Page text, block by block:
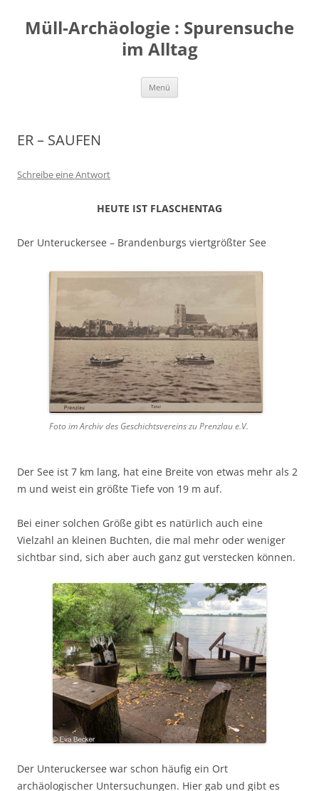
springen
Müll-Archäologie : Spurensuche
im Alltag
Menü
ER – SAUFEN
Schreibe eine Antwort
HEUTE IST FLASCHENTAG
Der Unteruckersee – Brandenburgs viertgrößter See
Foto im Archiv des Geschichtsvereins zu Prenzlau e.V.
Der See ist 7 km lang, hat eine Breite von etwas mehr als 2
m und weist ein größte Tiefe von 19 m auf.
Bei einer solchen Größe gibt es natürlich auch eine
Vielzahl an kleinen Buchten, die mal mehr oder weniger
sichtbar sind, sich aber auch ganz gut verstecken können.
Der Unteruckersee war schon häufig ein Ort
archäologischer Untersuchungen. Hier gab und gibt es